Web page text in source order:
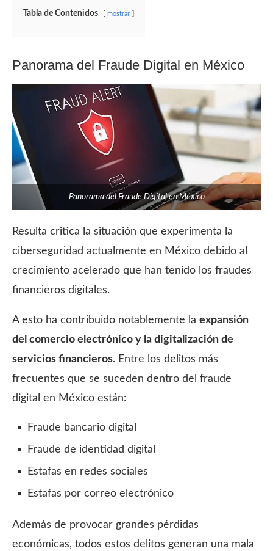
Tabla de Contenidos mostrar
Panorama del Fraude Digital en México
Panorama del Fraude Digital en México
Resulta critica la situación que experimenta la
ciberseguridad actualmente en México debido al
crecimiento acelerado que han tenido los fraudes
financieros digitales.
A esto ha contribuido notablemente la expansión
del comercio electrónico y la digitalización de
servicios financieros. Entre los delitos más
frecuentes que se suceden dentro del fraude
digital en México están:
Fraude bancario digital
Fraude de identidad digital
Estafas en redes sociales
Estafas por correo electrónico
Además de provocar grandes pérdidas
económicas, todos estos delitos generan una mala